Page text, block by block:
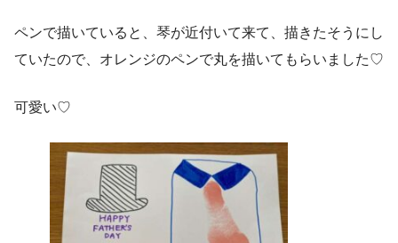
ペンで描いていると、琴が近付いて来て、描きたそうにし
ていたので、オレンジのペンで丸を描いてもらいました♡
可愛い♡